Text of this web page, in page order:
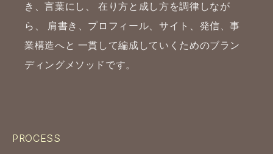
き、言葉にし、
在り方と成し方を調律しなが
ら、
肩書き、プロフィール、サイト、発信、事
業構造へと 一貫して編成していくためのブラン
ディングメソッドです。
PROCESS